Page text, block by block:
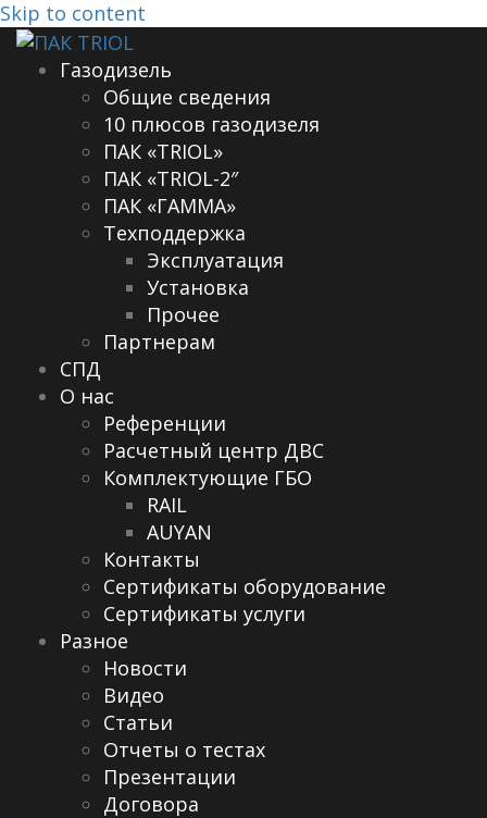
Skip to content
Газодизель
Общие сведения
10 плюсов газодизеля
ПАК «TRIOL»
ПАК «TRIOL-2″
ПАК «ГАММА»
Техподдержка
Эксплуатация
Установка
Прочее
Партнерам
СПД
О нас
Референции
Расчетный центр ДВС
Комплектующие ГБО
RAIL
AUYAN
Контакты
Сертификаты оборудование
Сертификаты услуги
Разное
Новости
Видео
Cтатьи
Отчеты о тестах
Презентации
Договора